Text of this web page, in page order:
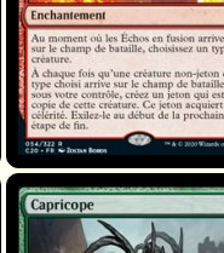
Capricope